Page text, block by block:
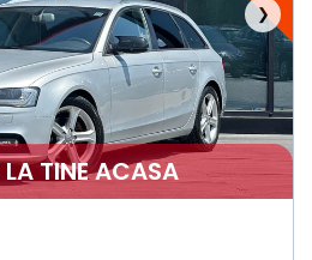
❯
LA TINE ACASA